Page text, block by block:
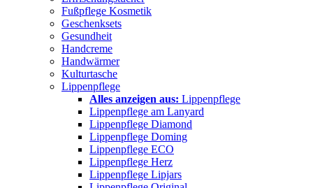
Fußpflege Kosmetik
Geschenksets
Gesundheit
Handcreme
Handwärmer
Kulturtasche
Lippenpflege
Alles anzeigen aus: Lippenpflege
Lippenpflege am Lanyard
Lippenpflege Diamond
Lippenpflege Doming
Lippenpflege ECO
Lippenpflege Herz
Lippenpflege Lipjars